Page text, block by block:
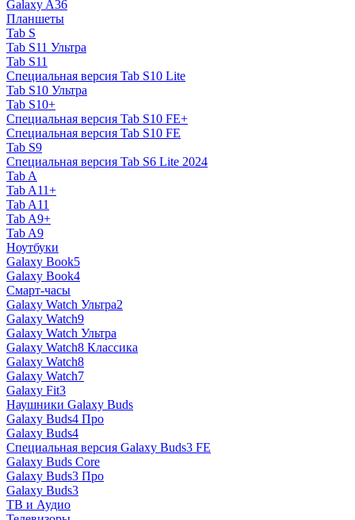
Galaxy A36
Планшеты
Tab S
Tab S11 Ультра
Tab S11
Специальная версия Tab S10 Lite
Tab S10 Ультра
Tab S10+
Специальная версия Tab S10 FE+
Специальная версия Tab S10 FE
Tab S9
Специальная версия Tab S6 Lite 2024
Tab A
Tab A11+
Tab A11
Tab A9+
Tab A9
Ноутбуки
Galaxy Book5
Galaxy Book4
Смарт-часы
Galaxy Watch Ультра2
Galaxy Watch9
Galaxy Watch Ультра
Galaxy Watch8 Классика
Galaxy Watch8
Galaxy Watch7
Galaxy Fit3
Наушники Galaxy Buds
Galaxy Buds4 Про
Galaxy Buds4
Специальная версия Galaxy Buds3 FE
Galaxy Buds Core
Galaxy Buds3 Про
Galaxy Buds3
ТВ и Аудио